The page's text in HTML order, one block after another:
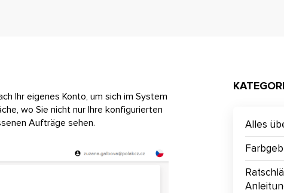
Ihr eigenes Konto, um sich im System
wo Sie nicht nur Ihre konfigurierten
Aufträge sehen.
Alles